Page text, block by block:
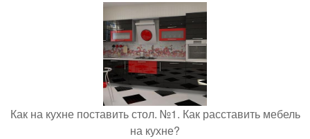
Как на кухне поставить стол. №1. Как расставить мебель
на кухне?